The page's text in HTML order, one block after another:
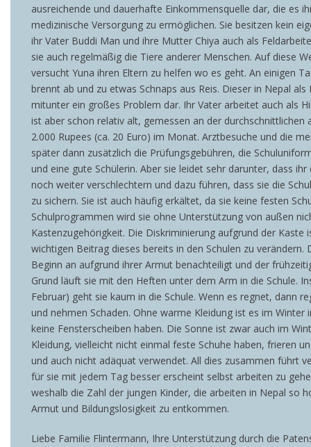
ausreichende und dauerhafte Einkommensquelle dar, die es
medizinische Versorgung zu ermöglichen. Sie besitzen kein
ihr Vater Buddi Man und ihre Mutter Chiya auch als
sie auch regelmäßig die Tiere anderer Menschen. Auf diese
versucht Yuna ihren Eltern zu helfen wo es geht. An einigen
brennt ab und zu etwas Schnaps aus Reis. Dieser in Nepal
mitunter ein großes Problem dar. Ihr Vater arbeitet auch als
ist aber schon relativ alt, gemessen an der
2.000 Rupees (ca. 20 Euro) im Monat. Arztbesuche und die
später dann zusätzlich die Prüfungsgebühren, die
und eine gute Schülerin. Aber sie leidet sehr darunter, dass
noch weiter verschlechtern und dazu führen, dass sie die
zu sichern. Sie ist auch häufig erkältet, da sie keine festen
Schulprogrammen wird sie ohne Unterstützung von außen
Kastenzugehörigkeit. Die Diskriminierung aufgrund der
wichtigen Beitrag dieses bereits in den Schulen zu
Beginn an aufgrund ihrer Armut benachteiligt und der
Grund läuft sie mit den Heften unter dem Arm in die Schule.
Februar) geht sie kaum in die Schule. Wenn es regnet, dann
und nehmen Schaden. Ohne warme Kleidung ist es im
keine Fensterscheiben haben. Die Sonne ist zwar auch im
Kleidung, vielleicht nicht einmal feste Schuhe haben, frieren
und auch nicht adäquat verwendet. All dies zusammen führt
für sie mit jedem Tag besser erscheint selbst arbeiten zu
weshalb die Zahl der jungen Kinder, die arbeiten in Nepal so
Armut und Bildungslosigkeit zu entkommen.
Liebe Familie Flintermann, Ihre Unterstützung durch die